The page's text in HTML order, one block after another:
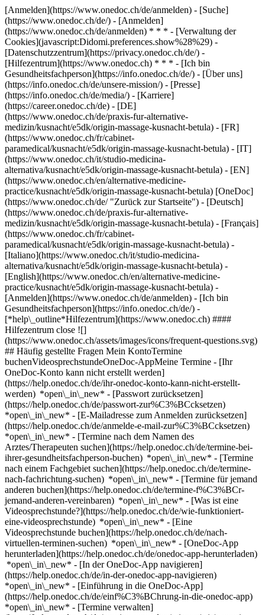
[Anmelden](https://www.onedoc.ch/de/anmelden) - [Suche]
(https://www.onedoc.ch/de/) - [Anmelden]
(https://www.onedoc.ch/de/anmelden) * * * - [Verwaltung der
Cookies](javascript:Didomi.preferences.show%28%29) -
[Datenschutzzentrum](https://privacy.onedoc.ch/de/) -
[Hilfezentrum](https://www.onedoc.ch) * * * - [Ich bin
Gesundheitsfachperson](https://info.onedoc.ch/de/) - [Über uns]
(https://info.onedoc.ch/de/unsere-mission/) - [Presse]
(https://info.onedoc.ch/de/media/) - [Karriere]
(https://career.onedoc.ch/de) - [DE]
(https://www.onedoc.ch/de/praxis-fur-alternative-
medizin/kusnacht/e5dk/origin-massage-kusnacht-betula) - [FR]
(https://www.onedoc.ch/fr/cabinet-
paramedical/kusnacht/e5dk/origin-massage-kusnacht-betula) - [IT]
(https://www.onedoc.ch/it/studio-medicina-
alternativa/kusnacht/e5dk/origin-massage-kusnacht-betula) - [EN]
(https://www.onedoc.ch/en/alternative-medicine-
practice/kusnacht/e5dk/origin-massage-kusnacht-betula) [OneDoc]
(https://www.onedoc.ch/de/ "Zurück zur Startseite") - [Deutsch]
(https://www.onedoc.ch/de/praxis-fur-alternative-
medizin/kusnacht/e5dk/origin-massage-kusnacht-betula) - [Français]
(https://www.onedoc.ch/fr/cabinet-
paramedical/kusnacht/e5dk/origin-massage-kusnacht-betula) -
[Italiano](https://www.onedoc.ch/it/studio-medicina-
alternativa/kusnacht/e5dk/origin-massage-kusnacht-betula) -
[English](https://www.onedoc.ch/en/alternative-medicine-
practice/kusnacht/e5dk/origin-massage-kusnacht-betula) -
[Anmelden](https://www.onedoc.ch/de/anmelden) - [Ich bin
Gesundheitsfachperson](https://info.onedoc.ch/de/) -
[*help\_outline*Hilfezentrum](https://www.onedoc.ch) ####
Hilfezentrum close ![]
(https://www.onedoc.ch/assets/images/icons/frequent-questions.svg)
## Häufig gestellte Fragen Mein KontoTermine
buchenVideosprechstundeOneDoc-AppMeine Termine - [Ihr
OneDoc-Konto kann nicht erstellt werden]
(https://help.onedoc.ch/de/ihr-onedoc-konto-kann-nicht-erstellt-
werden) *open\_in\_new* - [Passwort zurücksetzen]
(https://help.onedoc.ch/de/passwort-zur%C3%BCcksetzen)
*open\_in\_new* - [E-Mailadresse zum Anmelden zurücksetzen]
(https://help.onedoc.ch/de/anmelde-e-mail-zur%C3%BCcksetzen)
*open\_in\_new* - [Termine nach dem Namen des
Arztes/Therapeuten suchen](https://help.onedoc.ch/de/termine-bei-
ihrer-gesundheitsfachperson-buchen) *open\_in\_new* - [Termine
nach einem Fachgebiet suchen](https://help.onedoc.ch/de/termine-
nach-fachrichtung-suchen) *open\_in\_new* - [Termine für jemand
anderen buchen](https://help.onedoc.ch/de/termine-f%C3%BCr-
jemand-anderen-vereinbaren) *open\_in\_new* - [Was ist eine
Videosprechstunde?](https://help.onedoc.ch/de/wie-funktioniert-
eine-videosprechstunde) *open\_in\_new* - [Eine
Videosprechstunde buchen](https://help.onedoc.ch/de/nach-
virtuellen-terminen-suchen) *open\_in\_new* - [OneDoc-App
herunterladen](https://help.onedoc.ch/de/onedoc-app-herunterladen)
*open\_in\_new* - [In der OneDoc-App navigieren]
(https://help.onedoc.ch/de/in-der-onedoc-app-navigieren)
*open\_in\_new* - [Einführung in die OneDoc-App]
(https://help.onedoc.ch/de/einf%C3%BChrung-in-die-onedoc-app)
*open\_in\_new* - [Termine verwalten](https://help.onedoc.ch/de/termine-verwalten) *open\_in\_new* - [Termine absagen](https://help.onedoc.ch/de/online-gebuchte-termine-absagen) *open\_in\_new* - [Ich erhalte keine Terminbestätigung](https://help.onedoc.ch/de/ich-erhalte-keine-terminbest%C3%A4tigung) *open\_in\_new* [Alle unsere Artikel anzeigen *open\_in\_new*](https://help.onedoc.ch/de/) # Origin-Massage Küsnacht/Betula ![Abzeichen, das ein verifiziertes Profil kennzeichnet](https://www.onedoc.ch/assets/images/icons/checkmark.svg) ## Praxis für Alternative Medizin Karte Vorstellung Team ![Patient mit Pluszeichen, der anzeigt, dass neue Patienten angenommen werden](https://www.onedoc.ch/assets/images/icons/new-patients.svg) ### Zugelassene Patienten Origin-Massage Küsnacht/Betula akzeptiert neue Patienten ![Aktenkoffer-Symbol, das die Fachgebiete der Fachperson ank\u00fcndigt](https://www.onedoc.ch/assets/images/icons/specialties.svg) ### Fachrichtungen Klassische Massage Manuelle Lymphdrainage Naturheilkunde (WAM/TEN) Reflexologie [*arrow\_drop\_down*Mehr anzeigen](https://www.onedoc.ch) ![Standortmarker, der Karte und Zugangsinformationen zur Praxis anzeigt](https://www.onedoc.ch/assets/images/icons/map.svg) ### Karte und Anreiseinformationen #### Origin-Massage Küsnacht/Betula Alte Landstrasse 145 8700 Küsnacht ![Dokument-Symbol, das die Vorstellung der Praxis ankündigt](https://www.onedoc.ch/assets/images/icons/presentation.svg) ### Vorstellung der Einrichtung ## ORIGIN MASSAGE IN KÜSNACHT - ALTE LANDSTRASSE Unser Origin Standort im schönen Küsnacht. 5 Minuten zu Fuss von der S-Bahn-Station, an der alten Landstrasse und hinter dem Stadtkern, befindet sich die wunderschöne kleine Praxis von [Michèle](https://origin-massage.ch/therapeuten/michele-2) und [Christine](https://origin-massage.ch/therapeuten/christine). Wir sind auch von Erlenbach aus sehr gut und schnell erreichbar. Die Praxis zeichnet sich durch den grossen Parkplatz aus und trotz ihrer zentralen Lage ist sie sehr ruhig. ## ANBINDUNG AN ÖFFENTLICHE VERKEHRSMITTEL Haltestelle: Bahnhof Küsnacht ## ÖFFNUNGSZEITEN: Mit vorheriger Terminvereinbarung ## PREISE FÜR MASSAGEN 45 Minuten: 115 CHF 60 Minuten: 144 CHF 75 Minuten: 172 CHF 90 Minuten: 205 CHF 120 Minuten: 270 CHF ## PREISE FÜR NATURHEILPRAKTIK 45 Minuten: 125 CHF 60 Minuten: 154 CHF 75 Minuten: 182 CHF 90 Minuten: 215 CHF [*arrow\_drop\_down*Mehr anzeigen](https://www.onedoc.ch) [](https://assets.onedoc.ch/images/entities/fa9b672f3031de6fb0a09f842c75a0ec90ef1df7662eda34683aff219da54dc6.png)[![Origin-Massage Küsnacht/Betula, Praxis für Alternative Medizin in Küsnacht](https://assets.onedoc.ch/images/entities/3f7644bd2524257f2a9fc8abdc044fe2a8c97e8e9eb6e06646be13dea5393f88-small.jpg "Origin-Massage Küsnacht/Betula, Praxis für Alternative Medizin in Küsnacht")](https://assets.onedoc.ch/images/entities/3f7644bd2524257f2a9fc8abdc044fe2a8c97e8e9eb6e06646be13dea5393f88.jpg)[![Origin-Massage Küsnacht/Betula, Praxis für Alternative Medizin in Küsnacht](https://assets.onedoc.ch/images/entities/71776c209bf1649fa4f067a4d8628fa6e010302047d68a4aa1e0f0fdd775ac51-small.png "Origin-Massage Küsnacht/Betula, Praxis für Alternative Medizin in Küsnacht")](https://assets.onedoc.ch/images/entities/71776c209bf1649fa4f067a4d8628fa6e010302047d68a4aa1e0f0fdd775ac51.png)[![Origin-Massage Küsnacht/Betula, Praxis für Alternative Medizin in Küsnacht](https://assets.onedoc.ch/images/entities/369db23e6d2f26755a5998f0e6bcf4c79012c4d7817efcf4a5d918a14f9db296-small.png "Origin-Massage Küsnacht/Betula, Praxis für Alternative Medizin in Küsnacht")](https://assets.onedoc.ch/images/entities/369db23e6d2f26755a5998f0e6bcf4c79012c4d7817efcf4a5d918a14f9db296.png)[![Origin-Massage Küsnacht/Betula, Praxis für Alternative Medizin in Küsnacht](https://assets.onedoc.ch/images/entities/750d86af551c2a3e85416f0f318241aa6739cced4dfc2fbcb174d77463dc9394-small.png "Origin-Massage Küsnacht/Betula, Praxis für Alternative Medizin in Küsnacht")](https://assets.onedoc.ch/images/entities/750d86af551c2a3e85416f0f318241aa6739cced4dfc2fbcb174d77463dc9394.png) ![Personengruppe-Symbol, das die Liste der in der Praxis tätigen Fachpersonen ankündigt](https://www.onedoc.ch/assets/images/icons/team.svg) ### Team Masseurinnen (klassische Massage) [![Michèle Allemann, Masseurin (klassische Massage) in Küsnacht](https://assets.onedoc.ch/images/users/5c40a637fa2276b09e37773fcaaaf93bd0c931bfac2a5d8e0abed509b7dff8d5-small.png "Michèle Allemann, Masseurin (klassische Massage) in Küsnacht") \ __Frau Michèle Allemann__](https://www.onedoc.ch/de/masseurin-klassische-massage/kusnacht/pcgoy/michele-allemann) [![Christine Gerber Coninx, Masseurin (klassische Massage) in Küsnacht](https://assets.onedoc.ch/images/users/82638fbf0629c70b437643577042583ede691bad92d312614685b33e95830d6c-small.jpg "Christine Gerber Coninx, Masseurin (klassische Massage) in Küsnacht") \ __Frau Christine Gerber Coninx__](https://www.onedoc.ch/de/masseurin-klassische-massage/kusnacht/pcgoz/christine-gerber-coninx) ![Sprechblasen-Symbol, das den FAQ-Bereich ank\u00fcndigt](https://www.onedoc.ch/assets/images/icons/faq.svg) ### FAQ *expand\_more* *keyboard\_arrow\_right* ## Wie lautet die Adresse von Origin-Massage Küsnacht/Betula? Origin-Massage Küsnacht/Betula empfängt Patienten hier: Alte Landstrasse 145, 8700 Küsnacht. * * * *keyboard\_arrow\_right* ## Wie lautet die Telefonnummer von Origin-Massage Küsnacht/Betula? Die Telefonnummer von Origin-Massage Küsnacht/Betula lautet [044 500 02 53](tel:+41445000253). * * * *keyboard\_arrow\_right* ## Welche Fachrichtungen werden in Origin-Massage Küsnacht/Betula praktiziert? Origin-Massage Küsnacht/Betula bietet Beratungen/ Behandlungen in [Klassische Massage](https://www.onedoc.ch/de/masseur-klassische-massage/kusnacht), [Manuelle Lymphdrainage](https://www.onedoc.ch/de/manuelle-lymphdrainage-therapeut/kusnacht), [Naturheilkunde (WAM/TEN)](https://www.onedoc.ch/de/wam-ten-naturheilpraktiker/kusnacht) und [Reflexologie](https://www.onedoc.ch/de/reflexologietherapeut/kusnacht) an. * * * *keyboard\_arrow\_right* ## Nimmt Origin-Massage Küsnacht/Betula neue Patienten auf? Ja, Origin-Massage Küsnacht/Betula nimmt neue Patienten an. Um einen Termin zu vereinbaren, können neue Patienten einfach online über OneDoc buchen. * * * *keyboard\_arrow\_right* ## Welche Sprachen werden in Origin-Massage Küsnacht/Betula gesprochen? Origin-Massage Küsnacht/Betula bietet Beratungen/ Behandlungen in Deutsch, Englisch und Französisch an. 1. [OneDoc](https://www.onedoc.ch/de/)/ 2. [Praxis für Alternative Medizin](https://www.onedoc.ch/de/praxis-fur-alternative-medizin)/ 3. [Kanton Zürich](https://www.onedoc.ch/de/praxis-fur-alternative-medizin/kanton-zurich)/ 4. [Küsnacht](https://www.onedoc.ch/de/praxis-fur-alternative-medizin/kusnacht)/ 5. Origin-Massage Küsnacht/Betula ### Termin buchen bei Origin-Massage Küsnacht/Betula Füllen Sie die folgenden Felder aus 1 Fachrichtung Wählen Sie eine Fachrichtung * * * *touch\_app* Wählen Sie einen Termin *chevron\_left* Di. 04 Aug. *chevron\_right* Mehr Termine anzeigen Zeitfenster Termin buchen ### Laden Sie die OneDoc-App herunter Buchen Sie online einen Termin bei einem Arzt, Zahnarzt oder Therapeuten in Ihrer Nähe in der Schweiz. Mit der OneDoc-App können Sie alle Ihre medizinischen Termine von Ihrem Handy aus verwalten, jederzeit und überall. ![QR-Code, der zum Apple App Store oder Google Play leitet, um die OneDoc Patienten-App zu laden](https://www.onedoc.ch/assets/images/download-app-qr.jpeg) Scannen Sie den QR-Code, um die App herunterzuladen [![Laden Sie unsere App im App Store herunter!](https://www.onedoc.ch/assets/images/app-store-badge-de.svg)](https://apps.apple.com/ch/app/onedoc/id1592376413?l=fr)[![Laden Sie unsere App im Google Play Store herunter!](https://www.onedoc.ch/assets/images/google-play-badge-de.png)](https://play.google.com/store/apps/details?id=ch.onedoc.patient&hl=fr-CH) *keyboard\_arrow\_right* ## Verwandte Suchbegriffe [Masseur (klassische Massage) in Zürich](https://www.onedoc.ch/de/masseur-klassische-massage/zurich)[Reflexologietherapeut in Zürich](https://www.onedoc.ch/de/reflexologietherapeut/zurich)[WAM/TEN Naturheilpraktiker in Zürich](https://www.onedoc.ch/de/wam-ten-naturheilpraktiker/zurich)[Manuelle Lymphdrainage Therapeut in Zürich](https://www.onedoc.ch/de/manuelle-lymphdrainage-therapeut/zurich)[Masseur (klassische Massage) in Winterthur](https://www.onedoc.ch/de/masseur-klassische-massage/winterthur)[WAM/TEN Naturheilpraktiker in Baar](https://www.onedoc.ch/de/wam-ten-naturheilpraktiker/baar)[Masseur (klassische Massage) in Luzern](https://www.onedoc.ch/de/masseur-klassische-massage/luzern)[Masseur (klassische Massage) in Thalwil](https://www.onedoc.ch/de/masseur-klassische-massage/thalwil)[Masseur (klassische Massage) in Frauenfeld](https://www.onedoc.ch/de/masseur-klassische-massage/frauenfeld)[Reflexologietherapeut in Winterthur](https://www.onedoc.ch/de/reflexologietherapeut/winterthur)[Manuelle Lymphdrainage Therapeut in Bülach](https://www.onedoc.ch/de/manuelle-lymphdrainage-therapeut/bulach)[Masseur (klassische Massage) in Uster](https://www.onedoc.ch/de/masseur-klassische-massage/uster)[Masseur (klassische Massage) in Freienbach](https://www.onedoc.ch/de/masseur-klassische-massage/freienbach)[Manuelle Lymphdrainage Therapeut in Baden](https://www.onedoc.ch/de/manuelle-lymphdrainage-therapeut/baden)[Reflexologietherapeut in Uster](https://www.onedoc.ch/de/reflexologietherapeut/uster)[Manuelle Lymphdrainage Therapeut in Frauenfeld](https://www.onedoc.ch/de/manuelle-lymphdrainage-therapeut/frauenfeld)[Manuelle Lymphdrainage Therapeut in Uster](https://www.onedoc.ch/de/manuelle-lymphdrainage-therapeut/uster)[Manuelle Lymphdrainage Therapeut in Winterthur](https://www.onedoc.ch/de/manuelle-lymphdrainage-therapeut/winterthur)[Masseur (klassische Massage) in Dübendorf](https://www.onedoc.ch/de/mass